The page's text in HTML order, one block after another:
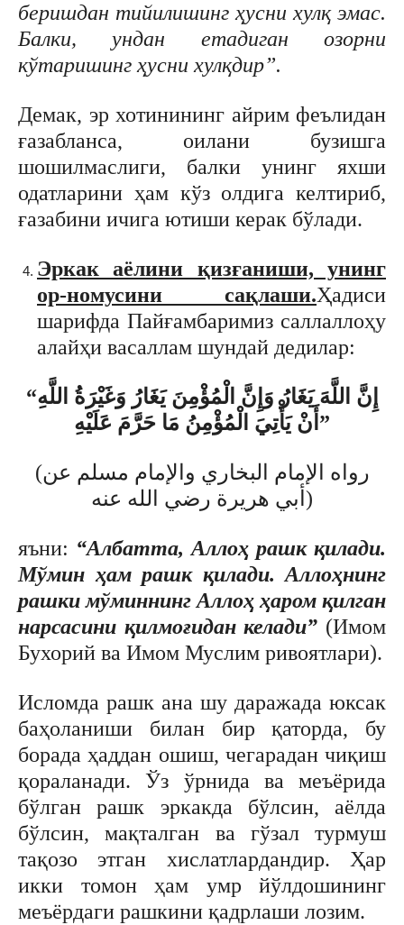
беришдан тийилишинг ҳусни хулқ эмас.
Балки, ундан етадиган озорни
кўтаришинг ҳусни хулқдир”.
Демак, эр хотинининг айрим феълидан
ғазабланса, оилани бузишга
шошилмаслиги, балки унинг яхши
одатларини ҳам кўз олдига келтириб,
ғазабини ичига ютиши керак бўлади.
Эркак аёлини қизғаниши, унинг
ор-номусини сақлаши.Ҳадиси
шарифда Пайғамбаримиз саллаллоҳу
алайҳи васаллам шундай дедилар:
“إِنَّ اللَّهَ يَغَارُ وَإِنَّ الْمُؤْمِنَ يَغَارُ وَغَيْرَةُ اللَّهِ
أَنْ يَأْتِيَ الْمُؤْمِنُ مَا حَرَّمَ عَلَيْهِ”
(رواه الإمام البخاري والإمام مسلم عن
أبي هريرة رضي الله عنه)
яъни: “Албатта, Аллоҳ рашк қилади.
Мўмин ҳам рашк қилади. Аллоҳнинг
рашки мўминнинг Аллоҳ ҳаром қилган
нарсасини қилмоғидан келади” (Имом
Бухорий ва Имом Муслим ривоятлари).
Исломда рашк ана шу даражада юксак
баҳоланиши билан бир қаторда, бу
борада ҳаддан ошиш, чегарадан чиқиш
қораланади. Ўз ўрнида ва меъёрида
бўлган рашк эркакда бўлсин, аёлда
бўлсин, мақталган ва гўзал турмуш
тақозо этган хислатлардандир. Ҳар
икки томон ҳам умр йўлдошининг
меъёрдаги рашкини қадрлаши лозим.